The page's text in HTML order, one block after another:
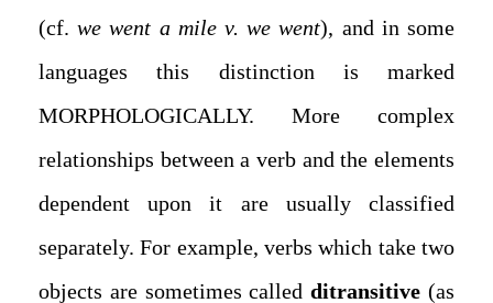
(cf.we went a mile v. we went), and in some
languages this distinction is marked
MORPHOLOGICALLY. More complex
relationships between a verb and the elements
dependent upon it are usually classified
separately. For example, verbs which take two
objects are sometimes calledditransitive (as